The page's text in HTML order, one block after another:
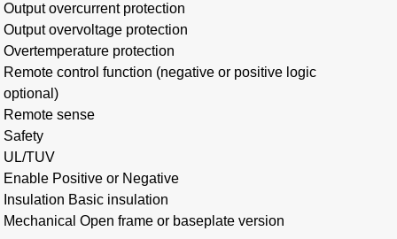
Output overcurrent protection
Output overvoltage protection
Overtemperature protection
Remote control function (negative or positive logic
optional)
Remote sense
Safety
UL/TUV
Enable Positive or Negative
Insulation Basic insulation
Mechanical Open frame or baseplate version